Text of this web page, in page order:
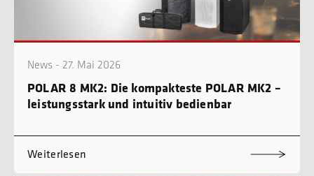
News - 27. Mai 2026
POLAR 8 MK2: Die kompakteste POLAR MK2 –
leistungsstark und intuitiv bedienbar
Weiterlesen